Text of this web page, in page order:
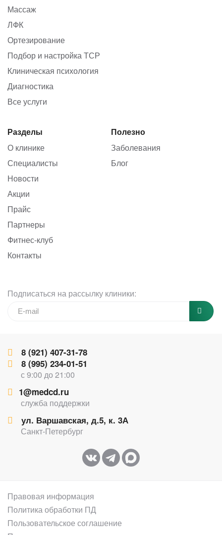
8 (921) 407-31-78
8 (995) 234-01-51
с 9:00 до 21:00
1@medcd.ru
служба поддержки
ул. Варшавская, д.5, к. 3А
Санкт-Петербург
Массаж
ЛФК
Ортезирование
Подбор и настройка ТСР
Клиническая психология
Диагностика
Все услуги
Разделы
О клинике
Специалисты
Новости
Акции
Прайс
Партнеры
Фитнес-клуб
Контакты
Полезно
Заболевания
Блог
Подписаться на рассылку клиники:
Правовая информация
Политика обработки ПД
Пользовательское соглашение